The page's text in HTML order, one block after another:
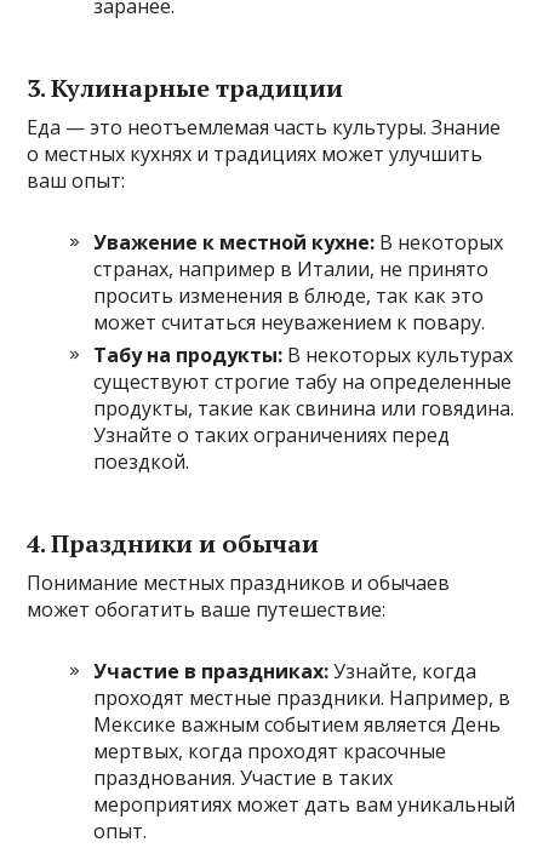
заранее.
3.Кулинарные традиции
Еда — это неотъемлемая часть культуры. Знание
о местных кухнях и традициях может улучшить
ваш опыт:
Уважение к местной кухне: В некоторых
странах, например в Италии, не принято
просить изменения в блюде, так как это
может считаться неуважением к повару.
Табу на продукты: В некоторых культурах
существуют строгие табу на определенные
продукты, такие как свинина или говядина.
Узнайте о таких ограничениях перед
поездкой.
4.Праздники и обычаи
Понимание местных праздников и обычаев
может обогатить ваше путешествие:
Участие в праздниках:Узнайте, когда
проходят местные праздники. Например, в
Мексике важным событием является День
мертвых, когда проходят красочные
празднования. Участие в таких
мероприятиях может дать вам уникальный
опыт.